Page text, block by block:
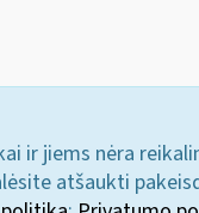
ir jiems nėra
atšaukti